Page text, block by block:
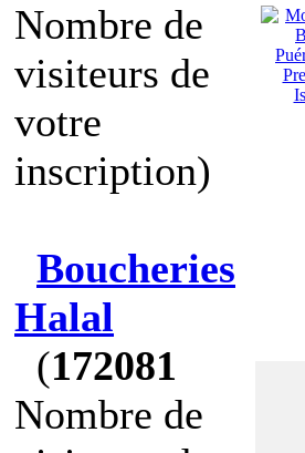
Nombre de
visiteurs de
votre
inscription)
Boucheries
Halal
(172081
Nombre de